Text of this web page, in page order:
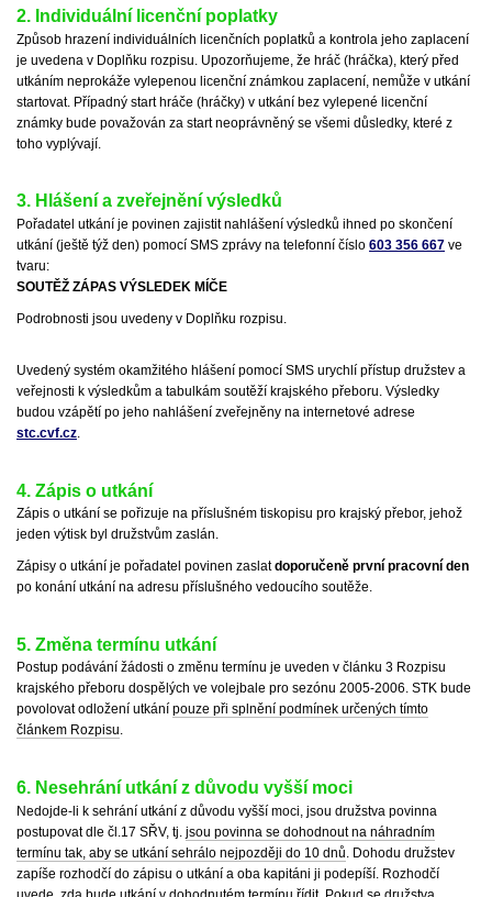
2. Individuální licenční poplatky
Způsob hrazení individuálních licenčních poplatků a kontrola jeho zaplacení
je uvedena v Doplňku rozpisu. Upozorňujeme, že hráč (hráčka), který před
utkáním neprokáže vylepenou licenční známkou zaplacení, nemůže v utkání
startovat. Případný start hráče (hráčky) v utkání bez vylepené licenční
známky bude považován za start neoprávněný se všemi důsledky, které z
toho vyplývají.
3. Hlášení a zveřejnění výsledků
Pořadatel utkání je povinen zajistit nahlášení výsledků ihned po skončení
utkání (ještě týž den) pomocí SMS zprávy na telefonní číslo 603 356 667 ve
tvaru:
SOUTĚŽ ZÁPAS VÝSLEDEK MÍČE
Podrobnosti jsou uvedeny v Doplňku rozpisu.
Uvedený systém okamžitého hlášení pomocí SMS urychlí přístup družstev a
veřejnosti k výsledkům a tabulkám soutěží krajského přeboru. Výsledky
budou vzápětí po jeho nahlášení zveřejněny na internetové adrese
stc.cvf.cz.
4. Zápis o utkání
Zápis o utkání se pořizuje na příslušném tiskopisu pro krajský přebor, jehož
jeden výtisk byl družstvům zaslán.
Zápisy o utkání je pořadatel povinen zaslatdoporučeně první pracovní den
po konání utkání na adresu příslušného vedoucího soutěže.
5. Změna termínu utkání
Postup podávání žádosti o změnu termínu je uveden v článku 3 Rozpisu
krajského přeboru dospělých ve volejbale pro sezónu 2005-2006. STK bude
povolovat odložení utkání pouze při splnění podmínek určených tímto
článkem Rozpisu.
6. Nesehrání utkání z důvodu vyšší moci
Nedojde-li k sehrání utkání z důvodu vyšší moci, jsou družstva povinna
postupovat dle čl.17 SŘV, tj. jsou povinna se dohodnout na náhradním
termínu tak, aby se utkání sehrálo nejpozději do 10 dnů . Dohodu družstev
zapíše rozhodčí do zápisu o utkání a oba kapitáni ji podepíší. Rozhodčí